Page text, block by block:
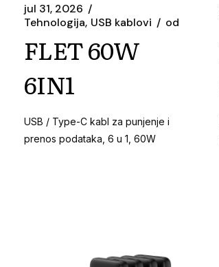
jul 31, 2026
Tehnologija USB kablovi od
FLET 60W
6IN1
USB / Type-C kabl za punjenje i
prenos podataka, 6 u 1, 60W